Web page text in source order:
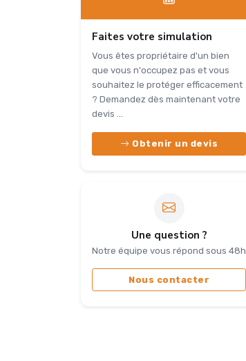
Faites votre simulation
Vous êtes propriétaire d'un bien
que vous n'occupez pas et vous
souhaitez le protéger efficacement
? Demandez dès maintenant votre
devis ...
Obtenir un devis
Une question ?
Notre équipe vous répond sous 48h
Nous contacter